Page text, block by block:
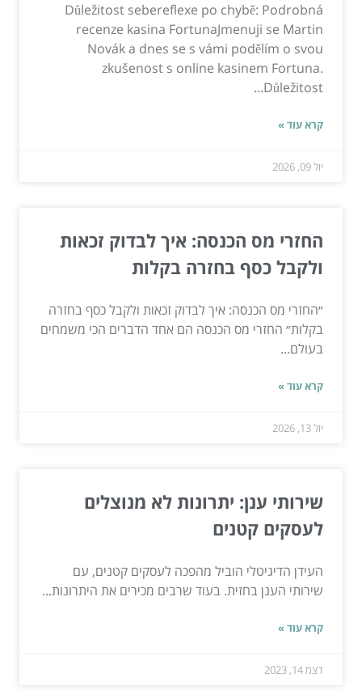
Důležitost sebereflexe po chybě: Podrobná
recenze kasina FortunaJmenuji se Martin
Novák a dnes se s vámi podělím o svou
zkušenost s online kasinem Fortuna.
Důležitost...
קרא עוד »
יול 09, 2026
החזרי מס הכנסה: איך לבדוק זכאות
ולקבל כסף בחזרה בקלות
״החזרי מס הכנסה: איך לבדוק זכאות ולקבל כסף בחזרה
בקלות״ החזרי מס הכנסה הם אחד הדברים הכי משמחים
בעולם...
קרא עוד »
יול 13, 2026
שירותי ענן: יתרונות לא מנוצלים
לעסקים קטנים
העידן הדיגיטלי הוביל מהפכה לעסקים קטנים, עם
שירותי הענן בחזית. בעוד שרבים מכירים את היתרונות...
קרא עוד »
דצמ 14, 2023